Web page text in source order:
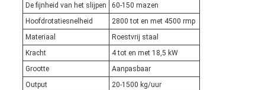
De fijnheid van het slijpen
60-150 mazen
Hoofdrotatiesnelheid
2800 tot en met 4500 rmp
Materiaal
Roestvrij staal
Kracht
4 tot en met 18,5 kW
Grootte
Aanpasbaar
Output
20-1500 kg/uur